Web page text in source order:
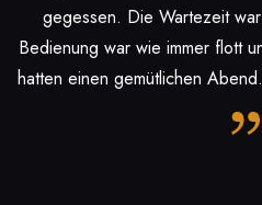
gegessen. Die Wartezeit
Bedienung war wie immer flott
hatten einen gemütlichen